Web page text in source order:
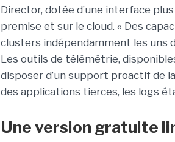
Director, dotée d’une interface
premise et sur le cloud. « Des
clusters indépendamment les uns
Les outils de télémétrie,
disposer d’un support proactif de
des applications tierces, les logs
Une version gratuite